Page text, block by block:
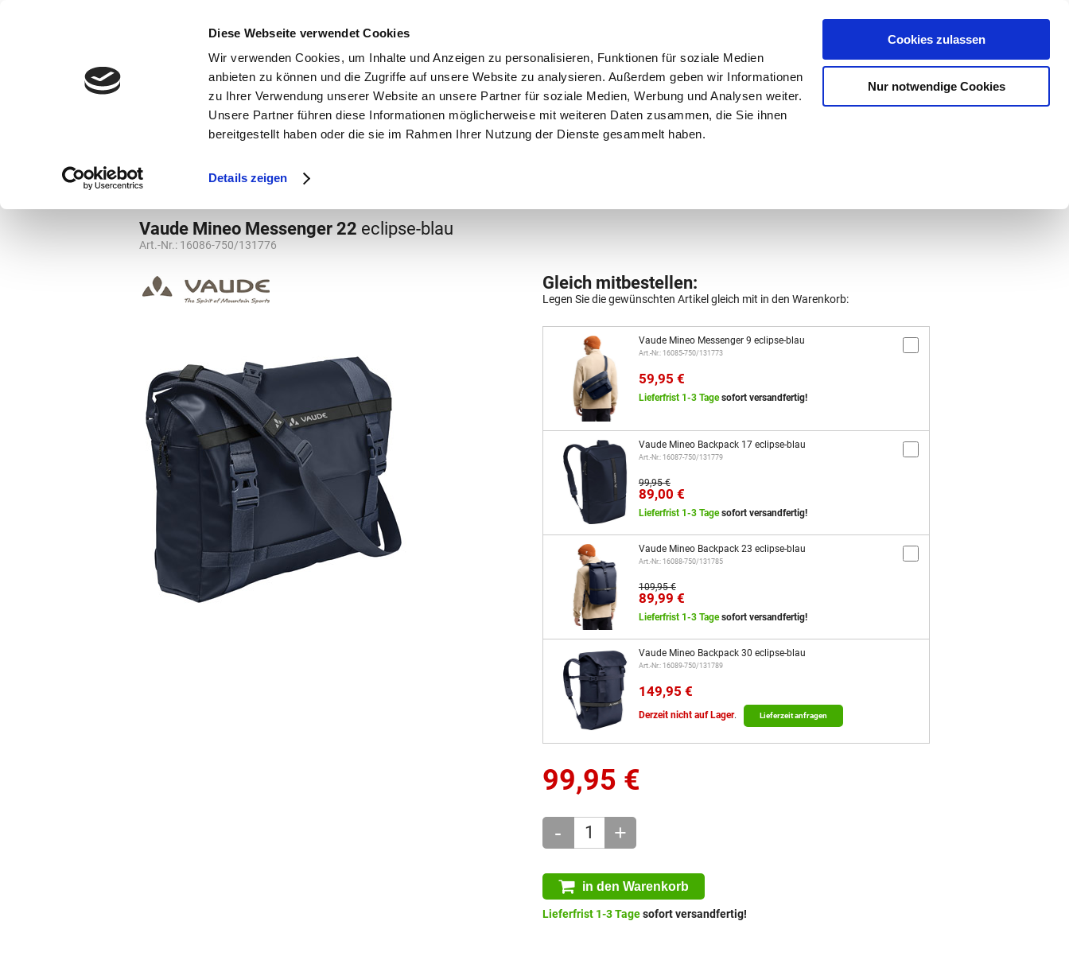
Diese Webseite verwendet Cookies
Wir verwenden Cookies, um Inhalte und Anzeigen zu personalisieren, Funktionen für soziale Medien
anbieten zu können und die Zugriffe auf unsere Website zu analysieren. Außerdem geben wir Informationen
zu Ihrer Verwendung unserer Website an unsere Partner für soziale Medien, Werbung und Analysen weiter.
Unsere Partner führen diese Informationen möglicherweise mit weiteren Daten zusammen, die Sie ihnen
bereitgestellt haben oder die sie im Rahmen Ihrer Nutzung der Dienste gesammelt haben.
Details zeigen
Cookies zulassen
Nur notwendige Cookies
bestellen und ausdrucken
3 x täglich an Werktagen!
0,00 €
Vaude Mineo Messenger 22 eclipse-blau
Art.-Nr.: 16086-750/131776
Gleich mitbestellen:
Legen Sie die gewünschten Artikel gleich mit in den Warenkorb:
Vaude Mineo Messenger 9 eclipse-blau
Art.-Nr.: 16085-750/131773
59,95 €
Lieferfrist 1-3 Tagesofort versandfertig!
Vaude Mineo Backpack 17 eclipse-blau
Art.-Nr.: 16087-750/131779
99,95 €
89,00 €
Lieferfrist 1-3 Tagesofort versandfertig!
Vaude Mineo Backpack 23 eclipse-blau
Art.-Nr.: 16088-750/131785
109,95 €
89,99 €
Lieferfrist 1-3 Tagesofort versandfertig!
Vaude Mineo Backpack 30 eclipse-blau
Art.-Nr.: 16089-750/131789
149,95 €
Derzeit nicht auf Lager. Lieferzeit anfragen
99,95 €
- +
in den Warenkorb
Lieferfrist 1-3 Tagesofort versandfertig!